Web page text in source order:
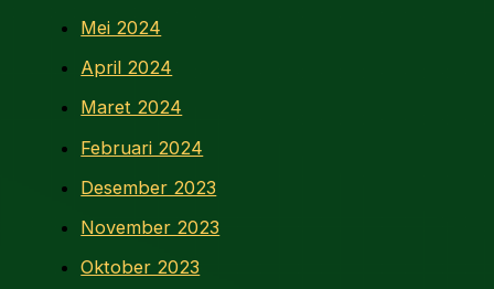
Mei 2024
April 2024
Maret 2024
Februari 2024
Desember 2023
November 2023
Oktober 2023